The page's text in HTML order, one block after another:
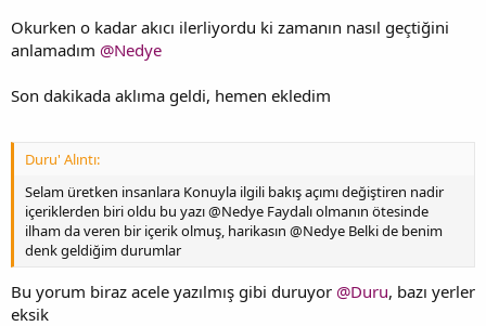
Okurken o kadar akıcı ilerliyordu ki zamanın nasıl geçtiğini
anlamadım @Nedye
Son dakikada aklıma geldi, hemen ekledim
Duru' Alıntı:
Selam üretken insanlara Konuyla ilgili bakış açımı değiştiren nadir
içeriklerden biri oldu bu yazı @Nedye Faydalı olmanın ötesinde
ilham da veren bir içerik olmuş, harikasın @Nedye Belki de benim
denk geldiğim durumlar
Bu yorum biraz acele yazılmış gibi duruyor @Duru, bazı yerler
eksik